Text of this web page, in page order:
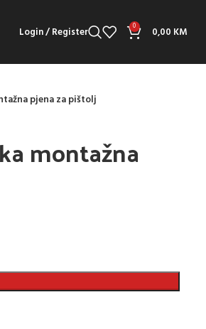
Login / Register 0 0,00 KM
pjena za pištolj
montažna